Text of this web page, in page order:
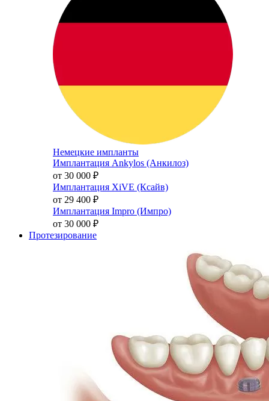
Немецкие импланты
Имплантация Ankylos (Анкилоз)
от 30 000 ₽
Имплантация XiVE (Ксайв)
от 29 400 ₽
Имплантация Impro (Импро)
от 30 000 ₽
Протезирование